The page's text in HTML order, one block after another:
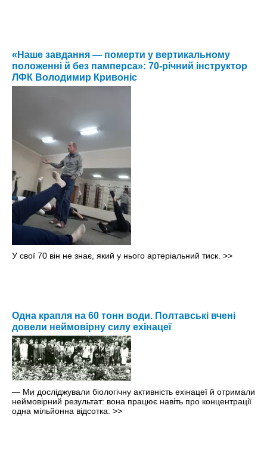
«Наше завдання — померти у вертикальному
положенні й без памперса»: 70-річний інструктор
ЛФК Володимир Кривоніс
У свої 70 він не знає, який у нього артеріальний тиск. >>
Одна крапля на 60 тонн води. Полтавські вчені
довели неймовірну силу ехінацеї
— Ми досліджували біологічну активність ехінацеї й отримали
неймовірний результат: вона працює навіть про концентрації
одна мільйонна відсотка. >>